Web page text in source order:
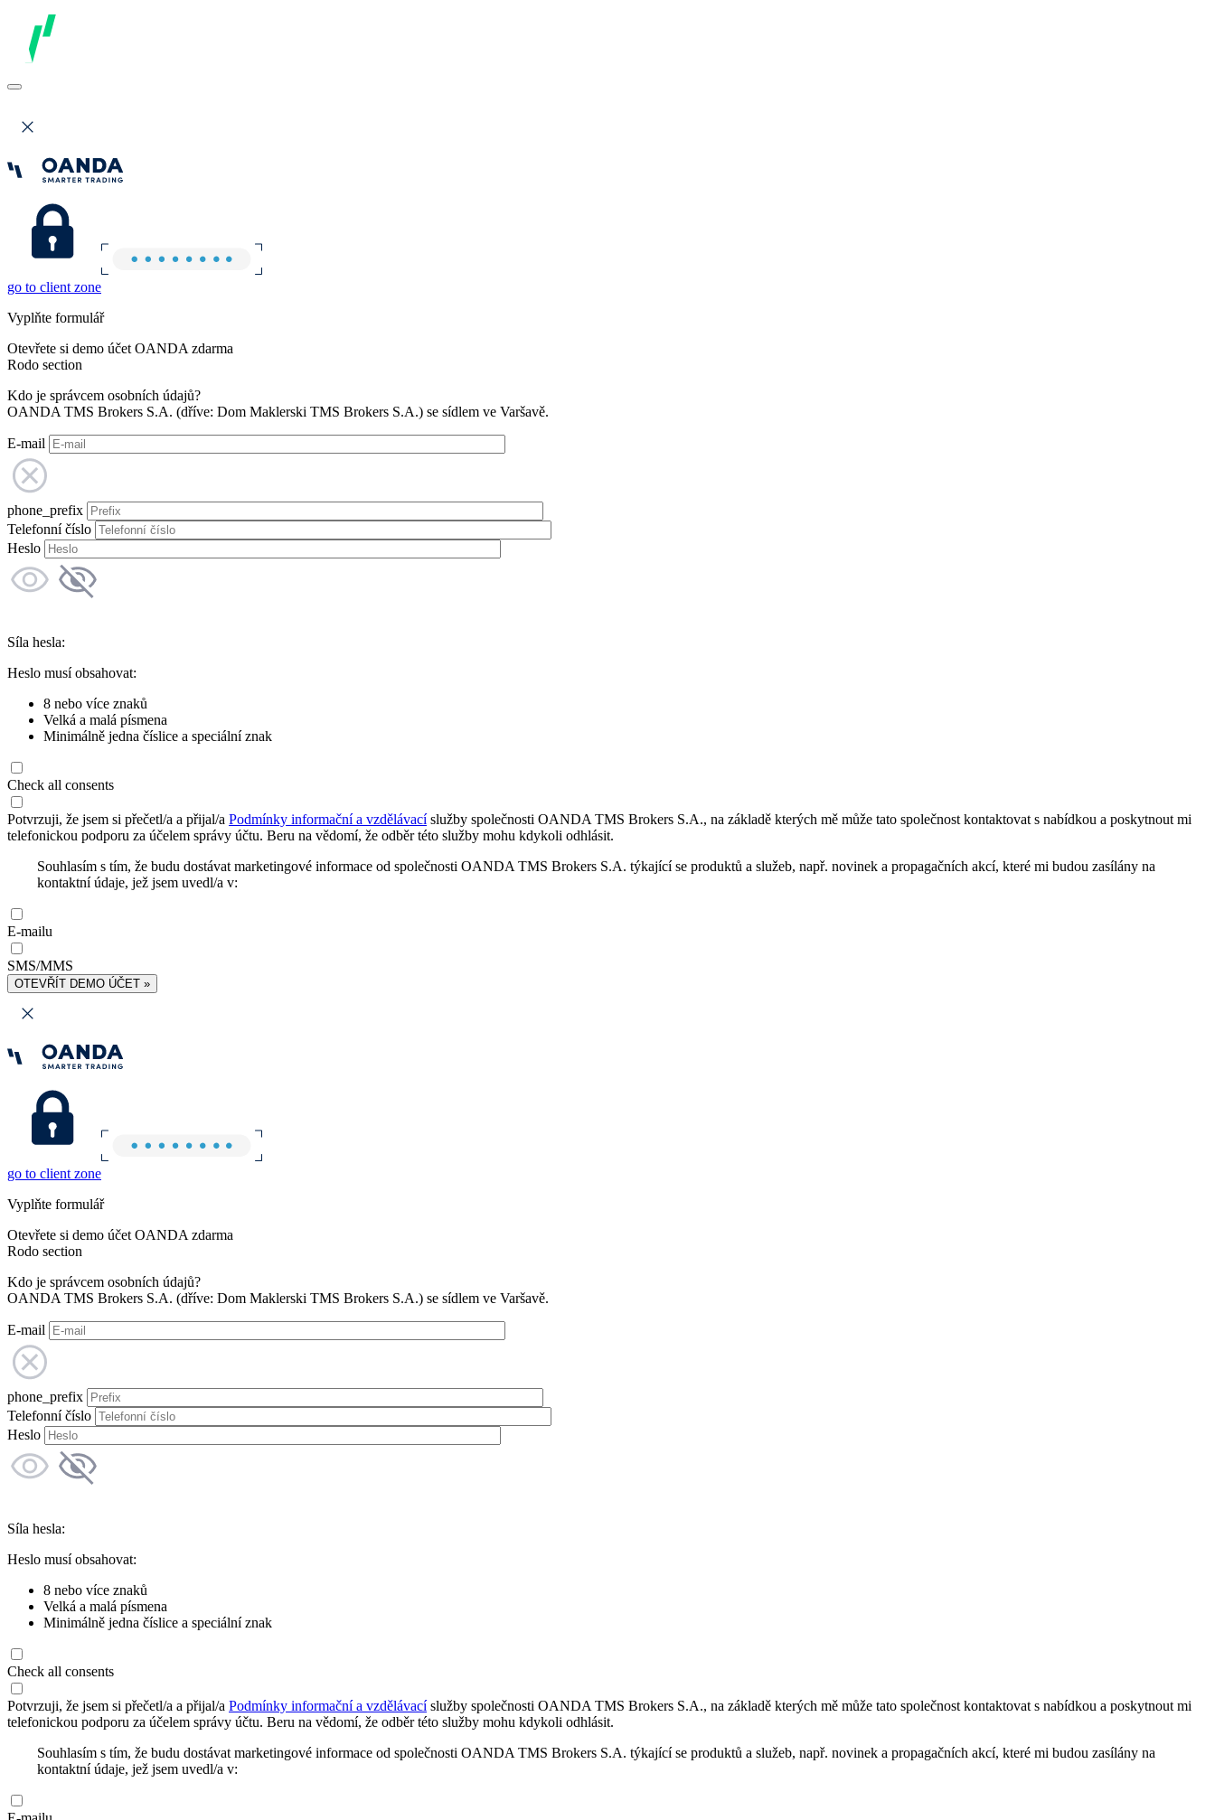
go to client zone
Vyplňte formulář
Otevřete si demo účet OANDA zdarma
Rodo section
Kdo je správcem osobních údajů?
OANDA TMS Brokers S.A. (dříve: Dom Maklerski TMS Brokers S.A.) se sídlem ve Varšavě.
E-mail
phone_prefix
Telefonní číslo
Heslo
Síla hesla:
Heslo musí obsahovat:
8 nebo více znaků
Velká a malá písmena
Minimálně jedna číslice a speciální znak
Check all consents
Potvrzuji, že jsem si přečetl/a a přijal/a Podmínky informační a vzdělávacíslužby společnosti OANDA TMS Brokers S.A., na základě kterých mě může tato společnost kontaktovat s nabídkou a poskytnout mi
telefonickou podporu za účelem správy účtu. Beru na vědomí, že odběr této služby mohu kdykoli odhlásit.
Souhlasím s tím, že budu dostávat marketingové informace od společnosti OANDA TMS Brokers S.A. týkající se produktů a služeb, např. novinek a propagačních akcí, které mi budou zasílány na
kontaktní údaje, jež jsem uvedl/a v:
E-mailu
SMS/MMS
OTEVŘÍT DEMO ÚČET »
go to client zone
Vyplňte formulář
Otevřete si demo účet OANDA zdarma
Rodo section
Kdo je správcem osobních údajů?
OANDA TMS Brokers S.A. (dříve: Dom Maklerski TMS Brokers S.A.) se sídlem ve Varšavě.
E-mail
phone_prefix
Telefonní číslo
Heslo
Síla hesla:
Heslo musí obsahovat:
8 nebo více znaků
Velká a malá písmena
Minimálně jedna číslice a speciální znak
Check all consents
Potvrzuji, že jsem si přečetl/a a přijal/a Podmínky informační a vzdělávacíslužby společnosti OANDA TMS Brokers S.A., na základě kterých mě může tato společnost kontaktovat s nabídkou a poskytnout mi
telefonickou podporu za účelem správy účtu. Beru na vědomí, že odběr této služby mohu kdykoli odhlásit.
Souhlasím s tím, že budu dostávat marketingové informace od společnosti OANDA TMS Brokers S.A. týkající se produktů a služeb, např. novinek a propagačních akcí, které mi budou zasílány na
kontaktní údaje, jež jsem uvedl/a v: